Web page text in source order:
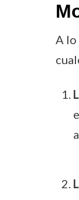
A lo